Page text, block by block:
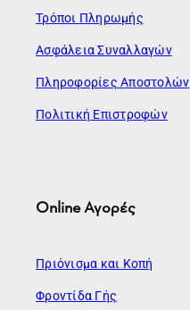
Τρόποι Πληρωμής
Ασφάλεια Συναλλαγών
Πληροφορίες Αποστολών
Πολιτική Επιστροφών
Online Αγορές
Πριόνισμα και Κοπή
Φροντίδα Γής